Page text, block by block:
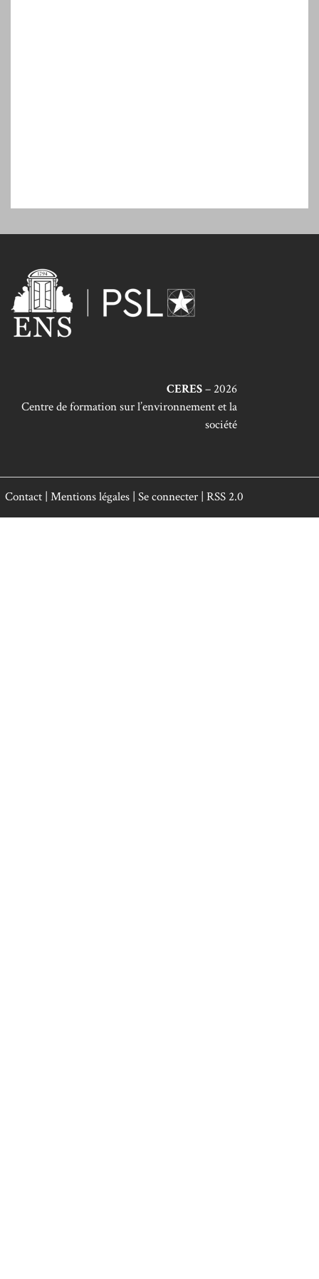
CERES– 2026
Centre de formation sur l’environnement et la
société
Contact| Mentions légales| Se connecter| RSS 2.0